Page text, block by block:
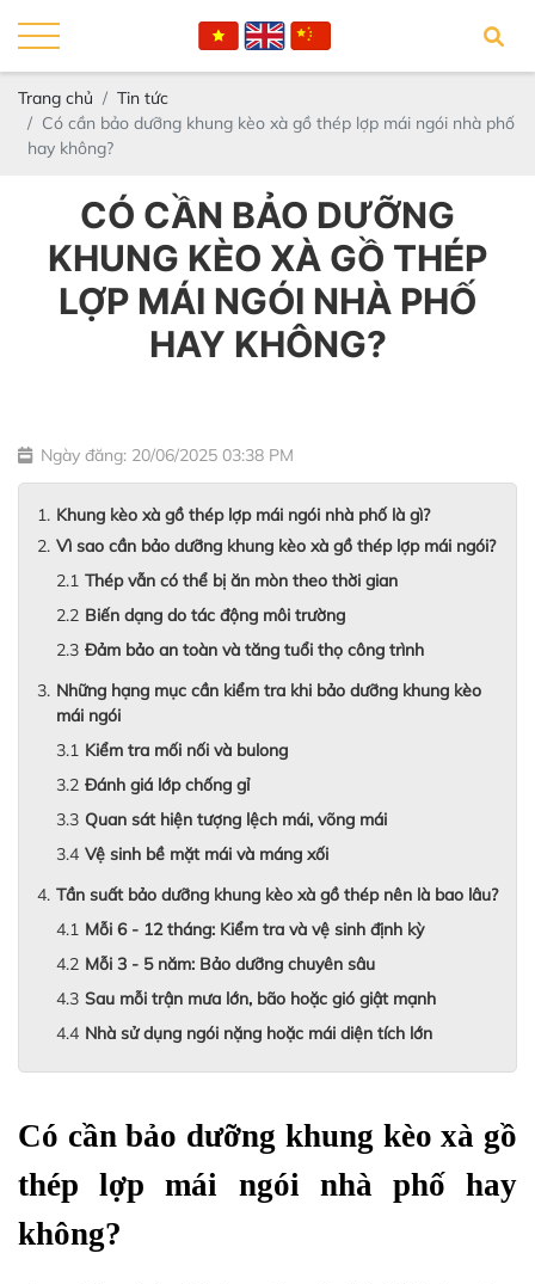
Trang chủ
Tin tức
Có cần bảo dưỡng khung kèo xà gồ thép lợp mái ngói nhà phố
hay không?
CÓ CẦN BẢO DƯỠNG
KHUNG KÈO XÀ GỒ THÉP
LỢP MÁI NGÓI NHÀ PHỐ
HAY KHÔNG?
Ngày đăng: 20/06/2025 03:38 PM
Khung kèo xà gồ thép lợp mái ngói nhà phố là gì?
Vì sao cần bảo dưỡng khung kèo xà gồ thép lợp mái ngói?
Thép vẫn có thể bị ăn mòn theo thời gian
Biến dạng do tác động môi trường
Đảm bảo an toàn và tăng tuổi thọ công trình
Những hạng mục cần kiểm tra khi bảo dưỡng khung kèo
mái ngói
Kiểm tra mối nối và bulong
Đánh giá lớp chống gỉ
Quan sát hiện tượng lệch mái, võng mái
Vệ sinh bề mặt mái và máng xối
Tần suất bảo dưỡng khung kèo xà gồ thép nên là bao lâu?
Mỗi 6 - 12 tháng: Kiểm tra và vệ sinh định kỳ
Mỗi 3 - 5 năm: Bảo dưỡng chuyên sâu
Sau mỗi trận mưa lớn, bão hoặc gió giật mạnh
Nhà sử dụng ngói nặng hoặc mái diện tích lớn
Có cần bảo dưỡng khung kèo xà gồ
thép lợp mái ngói nhà phố hay
không?